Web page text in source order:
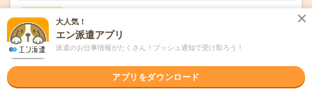
時間
(2交替)8:00～19:00、20:00～翌7:00 ※1ヶ月単位の変形
労働制
期間 長期でお仕事できる方、大歓迎！
時給1340～1675円 日払いOK！
大人気！
エン派遣アプリ
派遣のお仕事情報がたくさん！プッシュ通知で受け取ろう！
アプリをダウンロード